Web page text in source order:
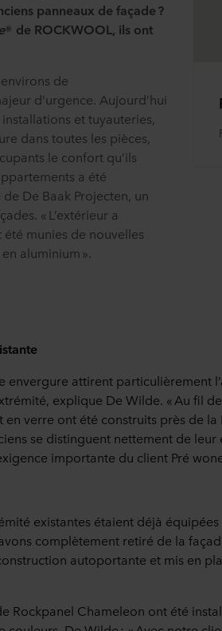
panneaux de façade ?
® de ROCKWOOL, ils ont
de
d’urgence. Aujourd’hui
et tuyauteries,
dans toutes les pièces,
le confort qu’ils
a été
De Baak Projecten, un
« L’extérieur a
munies de nouvelles
aluminium ».
envergure attirent particulièrement
explique De Wilde. « Au fil
verre ont été construits près de la
se distinguent nettement de leur
importante du client Pré
existantes étaient déjà
complètement retiré de la
autoportante et mis en
Rockpanel Chameleon ont été